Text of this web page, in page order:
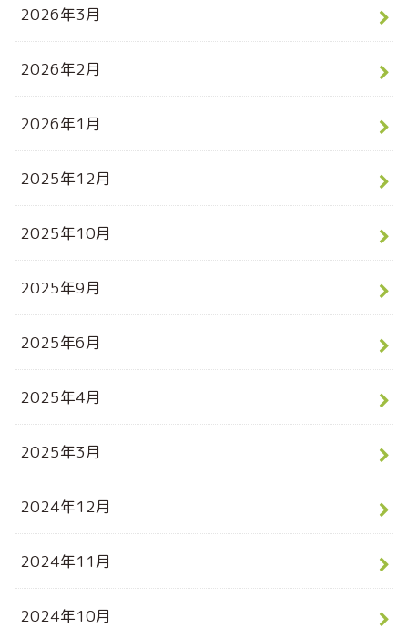
2026年3月
2026年2月
2026年1月
2025年12月
2025年10月
2025年9月
2025年6月
2025年4月
2025年3月
2024年12月
2024年11月
2024年10月